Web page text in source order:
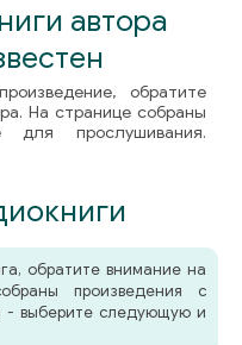
автора
обратите
На странице собраны
для прослушивания.
обратите внимание на
произведения с
- выберите следующую и